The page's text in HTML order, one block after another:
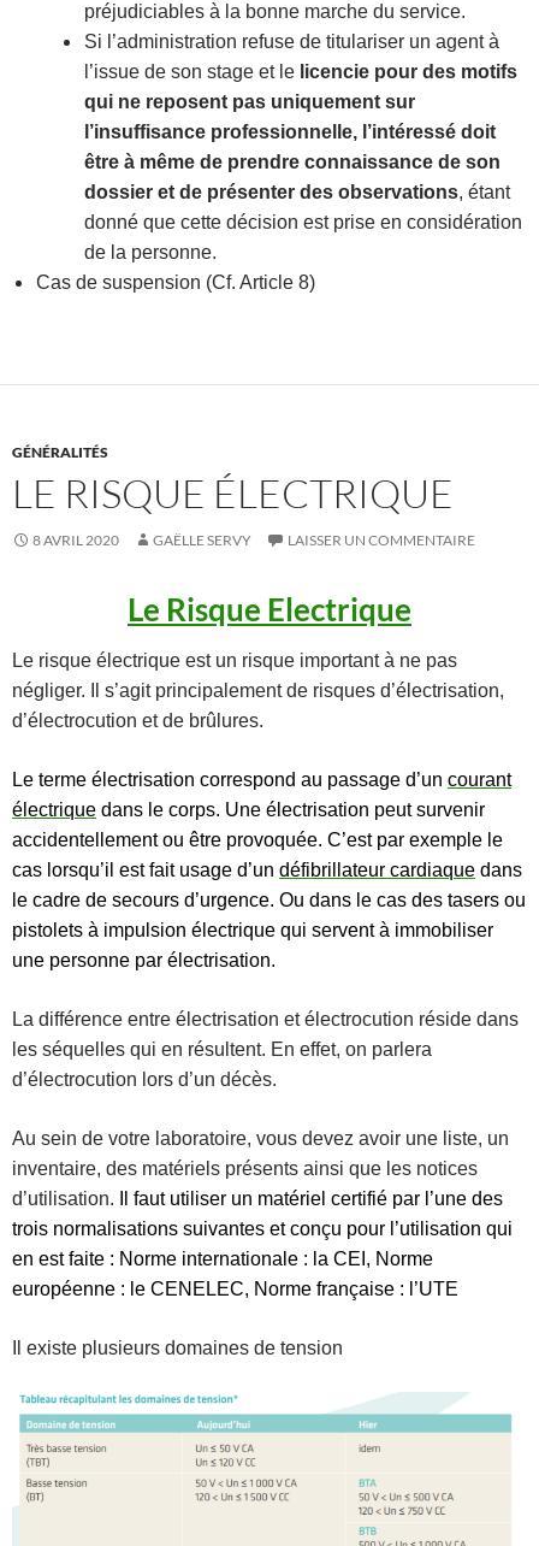
préjudiciables à la bonne marche du service.
Si l’administration refuse de titulariser un agent à
l’issue de son stage et le licencie pour des motifs
qui ne reposent pas uniquement sur
l’insuffisance professionnelle, l’intéressé doit
être à même de prendre connaissance de son
dossier et de présenter des observations, étant
donné que cette décision est prise en considération
de la personne.
Cas de suspension (Cf. Article 8)
GÉNÉRALITÉS
LE RISQUE ÉLECTRIQUE
8 AVRIL 2020 GAËLLE SERVY LAISSER UN COMMENTAIRE
Le Risque Electrique
Le risque électrique est un risque important à ne pas
négliger. Il s’agit principalement de risques d’électrisation,
d’électrocution et de brûlures.
Le terme électrisation correspond au passage d’un courant
électrique dans le corps. Une électrisation peut survenir
accidentellement ou être provoquée. C’est par exemple le
cas lorsqu’il est fait usage d’un défibrillateur cardiaque dans
le cadre de secours d’urgence. Ou dans le cas des tasers ou
pistolets à impulsion électrique qui servent à immobiliser
une personne par électrisation.
La différence entre électrisation et électrocution réside dans
les séquelles qui en résultent. En effet, on parlera
d’électrocution lors d’un décès.
Au sein de votre laboratoire, vous devez avoir une liste, un
inventaire, des matériels présents ainsi que les notices
d’utilisation.
Il faut utiliser un matériel certifié par l’une des
trois normalisations suivantes et conçu pour l’utilisation qui
en est faite : Norme internationale : la CEI, Norme
européenne : le CENELEC, Norme française : l’UTE
Il existe plusieurs domaines de tension